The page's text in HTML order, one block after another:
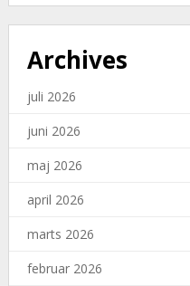
Archives
juli 2026
juni 2026
maj 2026
april 2026
marts 2026
februar 2026